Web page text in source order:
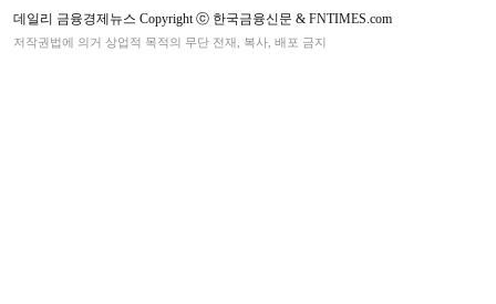
데일리 금융경제뉴스 Copyright ⓒ 한국금융신문 & FNTIMES.com
저작권법에 의거 상업적 목적의 무단 전재, 복사, 배포 금지